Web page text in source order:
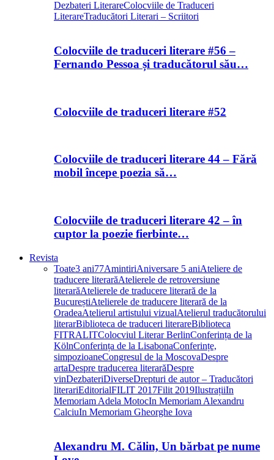
Dezbateri LiterareColocviile de Traduceri
LiterareTraducători Literari – Scriitori
Colocviile de traduceri literare #56 –
Fernando Pessoa și traducătorul său…
Colocviile de traduceri literare #52
Colocviile de traduceri literare 44 – Fără
mobil începe poezia să…
Colocviile de traduceri literare 42 – în
cuptor la poezie fierbinte…
Revista
Toate3 ani77AmintiriAniversare 5 aniAteliere de
traducere literarăAtelierele de retroversiune
literarăAtelierele de traducere literară de la
BucureștiAtelierele de traducere literară de la
OradeaAtelierul artistului vizualAtelierul traducătorului
literarBiblioteca de traduceri literareBiblioteca
FITRALITColocviul Literar BerlinConferința de la
KölnConferința de la LisabonaConferințe,
simpozioaneCongresul de la MoscovaDespre
artaDespre traducerea literarăDespre
vinDezbateriDiverseDrepturi de autor – Traducători
literariEditorialFILIT 2017Filit 2019IlustrațiiIn
Memoriam Adela MotocIn Memoriam Alexandru
CalciuIn Memoriam Gheorghe Iova
Alexandru M. Călin, Un bărbat pe nume